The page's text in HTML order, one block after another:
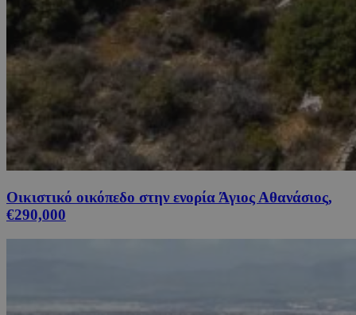
Οικιστικό οικόπεδο στην ενορία Άγιος Αθανάσιος,
€290,000